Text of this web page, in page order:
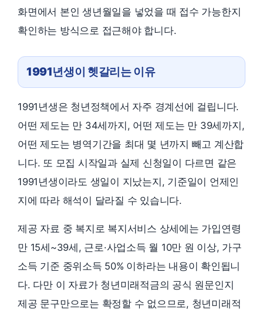
화면에서 본인 생년월일을 넣었을 때 접수 가능한지
확인하는 방식으로 접근해야 합니다.
1991년생이 헷갈리는 이유
1991년생은 청년정책에서 자주 경계선에 걸립니다.
어떤 제도는 만 34세까지, 어떤 제도는 만 39세까지,
어떤 제도는 병역기간을 최대 몇 년까지 빼고 계산합
니다. 또 모집 시작일과 실제 신청일이 다르면 같은
1991년생이라도 생일이 지났는지, 기준일이 언제인
지에 따라 해석이 달라질 수 있습니다.
제공 자료 중 복지로 복지서비스 상세에는 가입연령
만 15세~39세, 근로·사업소득 월 10만 원 이상, 가구
소득 기준 중위소득 50% 이하라는 내용이 확인됩니
다. 다만 이 자료가 청년미래적금의 공식 원문인지
제공 문구만으로는 확정할 수 없으므로, 청년미래적